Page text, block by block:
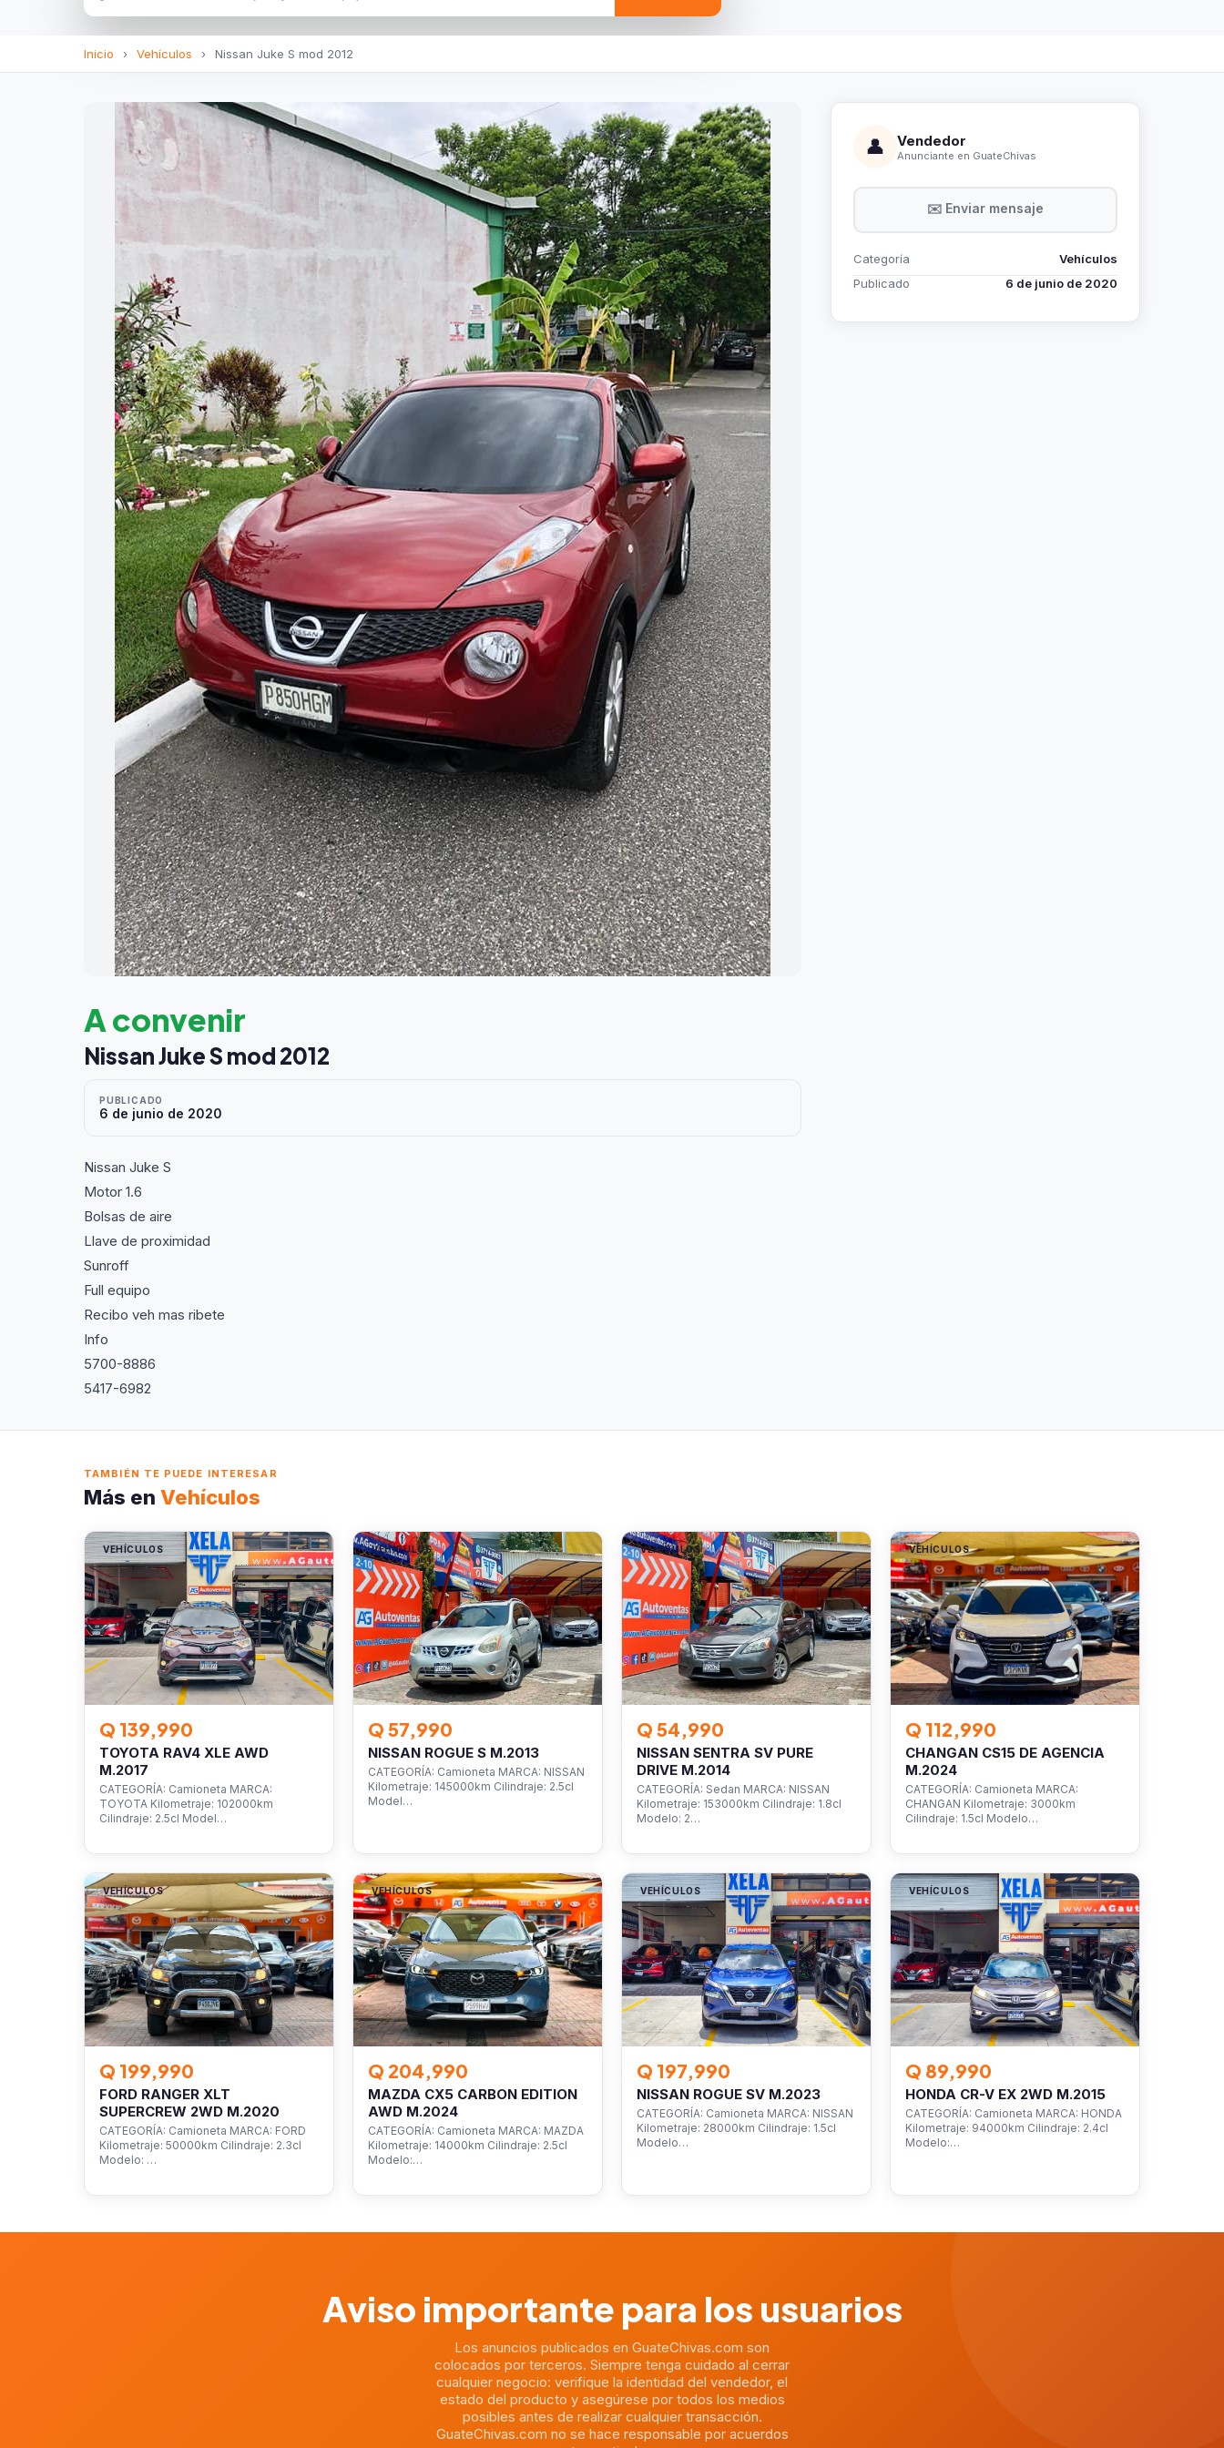
Inicio › Vehículos › Nissan Juke S mod 2012
A convenir
Nissan Juke S mod 2012
PUBLICADO
6 de junio de 2020
Nissan Juke S
Motor 1.6
Bolsas de aire
Llave de proximidad
Sunroff
Full equipo
Recibo veh mas ribete
Info
5700-8886
5417-6982
👤 Vendedor
Anunciante en GuateChivas
✉️ Enviar mensaje
Categoría
Vehículos
Publicado
6 de junio de 2020
TAMBIÉN TE PUEDE INTERESAR
Más en Vehículos
VEHÍCULOS
Q 139,990
TOYOTA RAV4 XLE AWD
M.2017
CATEGORÍA: Camioneta MARCA:
TOYOTA Kilometraje: 102000km
Cilindraje: 2.5cl Model…
VEHÍCULOS
Q 57,990
NISSAN ROGUE S M.2013
CATEGORÍA: Camioneta MARCA: NISSAN
Kilometraje: 145000km Cilindraje: 2.5cl
Model…
VEHÍCULOS
Q 54,990
NISSAN SENTRA SV PURE
DRIVE M.2014
CATEGORÍA: Sedan MARCA: NISSAN
Kilometraje: 153000km Cilindraje: 1.8cl
Modelo: 2…
VEHÍCULOS
Q 112,990
CHANGAN CS15 DE AGENCIA
M.2024
CATEGORÍA: Camioneta MARCA:
CHANGAN Kilometraje: 3000km
Cilindraje: 1.5cl Modelo…
VEHÍCULOS
Q 199,990
FORD RANGER XLT
SUPERCREW 2WD M.2020
CATEGORÍA: Camioneta MARCA: FORD
Kilometraje: 50000km Cilindraje: 2.3cl
Modelo: …
VEHÍCULOS
Q 204,990
MAZDA CX5 CARBON EDITION
AWD M.2024
CATEGORÍA: Camioneta MARCA: MAZDA
Kilometraje: 14000km Cilindraje: 2.5cl
Modelo:…
VEHÍCULOS
Q 197,990
NISSAN ROGUE SV M.2023
CATEGORÍA: Camioneta MARCA: NISSAN
Kilometraje: 28000km Cilindraje: 1.5cl
Modelo…
VEHÍCULOS
Q 89,990
HONDA CR-V EX 2WD M.2015
CATEGORÍA: Camioneta MARCA: HONDA
Kilometraje: 94000km Cilindraje: 2.4cl
Modelo:…
Aviso importante para los usuarios
Los anuncios publicados en GuateChivas.com son
colocados por terceros. Siempre tenga cuidado al cerrar
cualquier negocio: verifique la identidad del vendedor, el
estado del producto y asegúrese por todos los medios
posibles antes de realizar cualquier transacción.
GuateChivas.com no se hace responsable por acuerdos